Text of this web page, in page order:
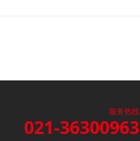
服务热线
021-36300963